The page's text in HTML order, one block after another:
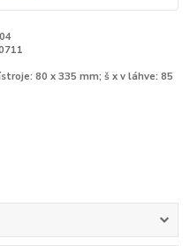
80 x 335 mm; š x v láhve: 85